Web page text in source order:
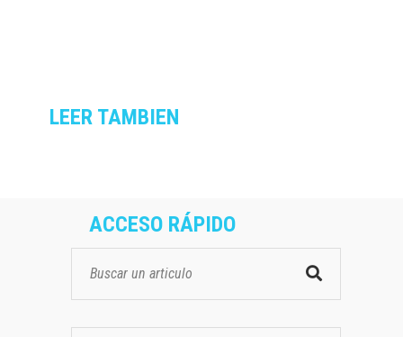
LEER TAMBIEN
ACCESO RÁPIDO